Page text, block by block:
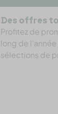
Des offres
Profitez de
long de l'année
sélections de